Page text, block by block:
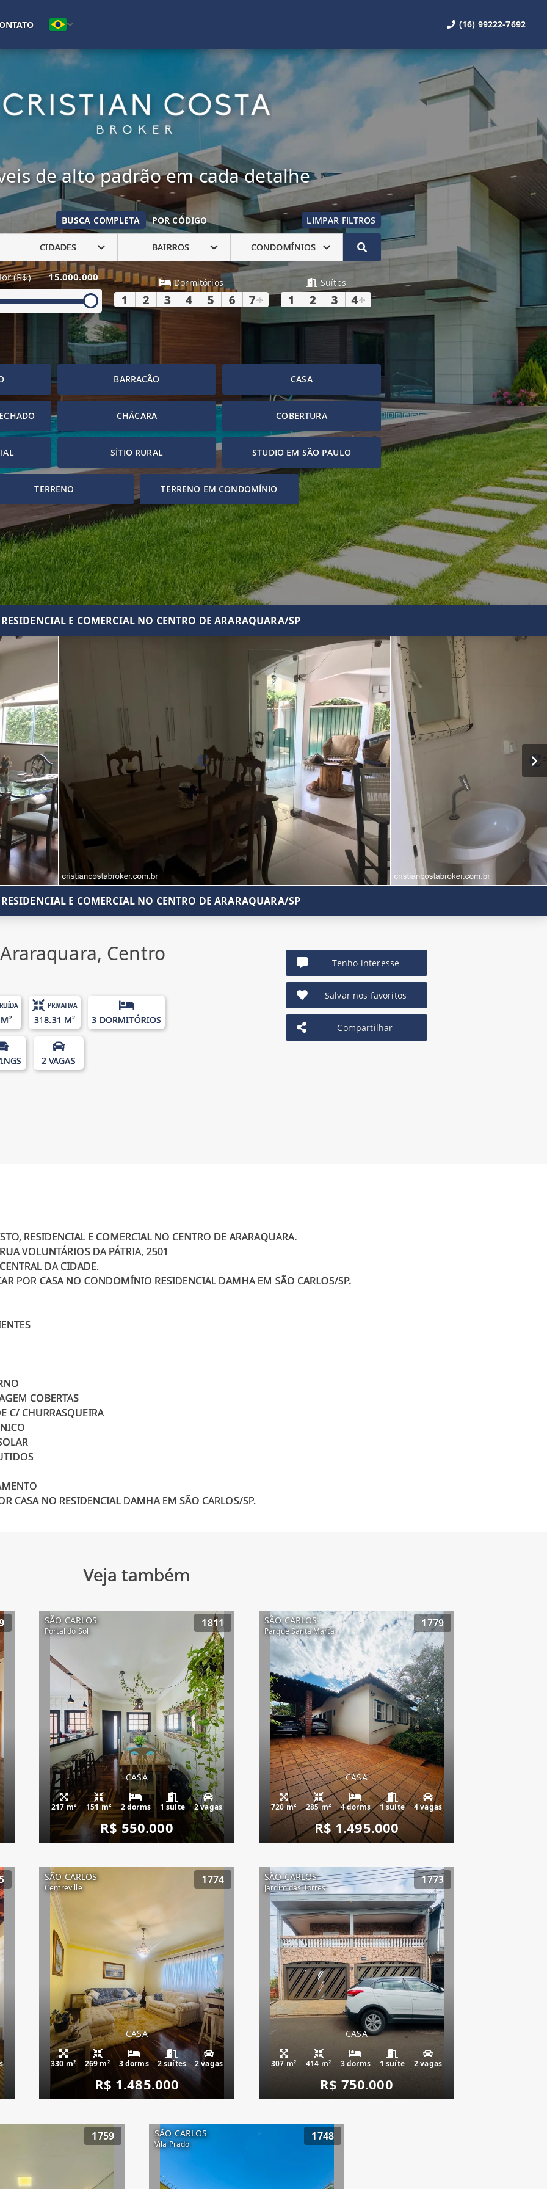
(16) 99222-7692
de alto padrão em cada detalhe
BUSCA COMPLETA POR CÓDIGO LIMPAR FILTROS
CIDADES BAIRROS CONDOMÍNIOS
(R$) 15.000.000 Dormitórios
1 2 3 4 5 6 7+
Suítes
1 2 3 4+
BARRACÃO CASA
CHÁCARA COBERTURA
SÍTIO RURAL STUDIO EM SÃO PAULO
TERRENO TERRENO EM CONDOMÍNIO
E COMERCIAL NO CENTRO DE ARARAQUARA/SP
E COMERCIAL NO CENTRO DE ARARAQUARA/SP
Centro
PRIVATIVA
318.31 M² 3 DORMITÓRIOS
2 VAGAS
Tenho interesse
Salvar nos favoritos
Compartilhar
RESIDENCIAL E COMERCIAL NO CENTRO DE ARARAQUARA.
VOLUNTÁRIOS DA PÁTRIA, 2501
DA CIDADE.
POR CASA NO CONDOMÍNIO RESIDENCIAL DAMHA EM SÃO CARLOS/SP.
COBERTAS
C/ CHURRASQUEIRA
Veja também
SÃO CARLOS
Portal do Sol
1811
CASA
217 m² 151 m² 2 dorms 1 suíte 2 vagas
R$ 550.000
SÃO CARLOS
Parque Santa Marta
1779
CASA
720 m² 285 m² 4 dorms 1 suíte 4 vagas
R$ 1.495.000
SÃO CARLOS
Centreville
1774
CASA
330 m² 269 m² 3 dorms 2 suítes 2 vagas
R$ 1.485.000
SÃO CARLOS
Jardim das Torres
1773
CASA
307 m² 414 m² 3 dorms 1 suíte 2 vagas
R$ 750.000
1759 SÃO CARLOS
Vila Prado
1748